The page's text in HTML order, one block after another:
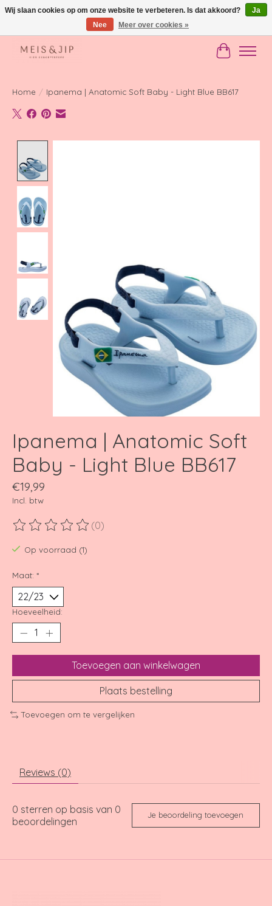
Gratis verzending in NL vanaf €150
Home / Ipanema | Anatomic Soft Baby - Light Blue BB617
Ipanema | Anatomic Soft
Baby - Light Blue BB617
€19,99
Incl. btw
De beoordeling van dit product is
(0)
Op voorraad (1)
Maat: *
Hoeveelheid:
Toevoegen aan winkelwagen
Plaats bestelling
Toevoegen om te vergelijken
Reviews (0)
0 sterren op basis van 0
beoordelingen
Je beoordeling toevoegen
Wij slaan cookies op om onze website te verbeteren. Is dat akkoord?
Ja
Nee
Meer over cookies »